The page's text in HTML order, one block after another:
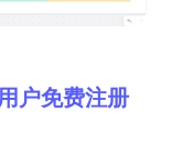
户免费注册